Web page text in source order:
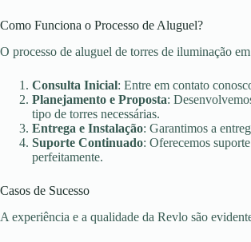
Como Funciona o Processo de Aluguel?
O processo de aluguel de torres de iluminação
Consulta Inicial: Entre em contato
Planejamento e Proposta:
tipo de torres necessárias.
Entrega e Instalação: Garantimos a
Suporte Continuado: Oferecemos
perfeitamente.
Casos de Sucesso
A experiência e a qualidade da Revlo são